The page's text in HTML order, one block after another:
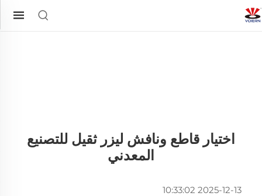
اختيار قاطع ونافش ليزر ثقيل للتصنيع
المعدني
2025-12-13 10:33:02